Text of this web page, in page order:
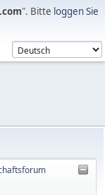
". Bitte loggen Sie